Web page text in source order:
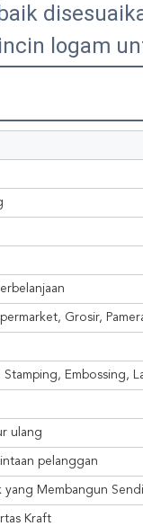
logam
Grosir,
Stamping, Embossing,
ulang
pelanggan
yang Membangun
Kraft